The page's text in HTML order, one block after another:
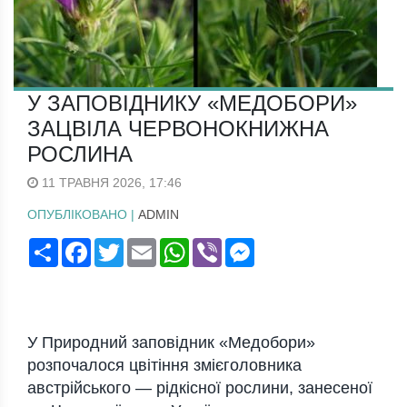
У ЗАПОВІДНИКУ «МЕДОБОРИ»
ЗАЦВІЛА ЧЕРВОНОКНИЖНА
РОСЛИНА
11 ТРАВНЯ 2026, 17:46
ОПУБЛІКОВАНО | ADMIN
ПоширитиFacebook
TwitterEmail WhatsApp
Viber
У Природний заповідник «Медобори»
розпочалося цвітіння змієголовника
австрійського — рідкісної рослини, занесеної